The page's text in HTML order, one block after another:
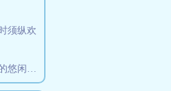
须纵欢
玄学大师的悠闲生活